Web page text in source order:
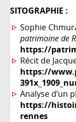
SITOGRAPHIE :
Sophie
patrimoine de
https://
Récit de
https://
Analyse d’un
https://
rennes